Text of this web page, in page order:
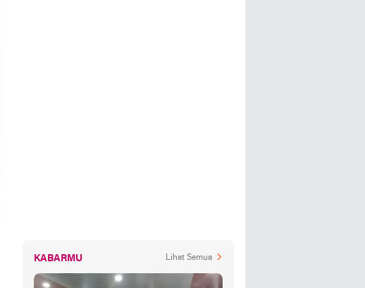
KABARMU Lihat Semua